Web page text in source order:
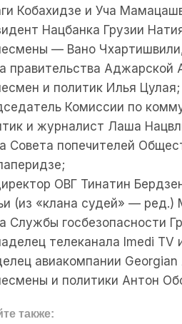
Кобахидзе и Уча
Нацбанка Грузии
— Вано
правительства Аджарской
и политик Илья Цулая;
Комиссии по
и журналист Лаша
Совета попечителей
ОВГ Тинатин
(из «клана судей» —
Службы госбезопасности
телеканала Imedi TV
авиакомпании
и политики Антон